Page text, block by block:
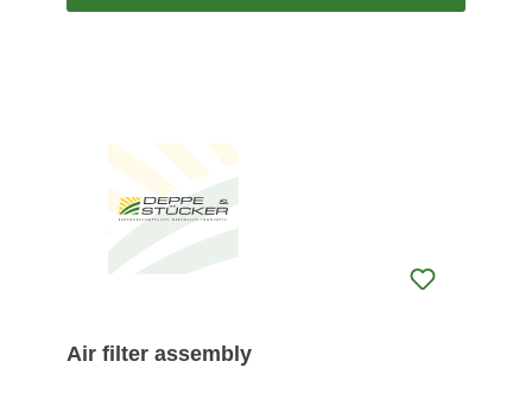
Air filter assembly